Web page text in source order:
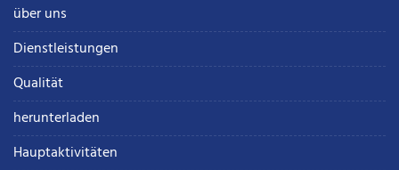
über uns
Dienstleistungen
Qualität
herunterladen
Hauptaktivitäten